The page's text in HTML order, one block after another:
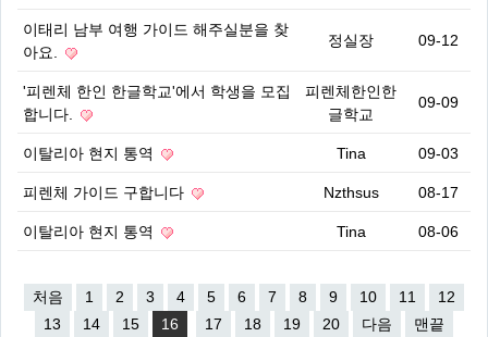
이태리 남부 여행 가이드 해주실분을 찾
아요.
정실장 09-12
'피렌체 한인 한글학교'에서 학생을 모집
합니다.
피렌체한인한
글학교
09-09
이탈리아 현지 통역 Tina 09-03
피렌체 가이드 구합니다 Nzthsus 08-17
이탈리아 현지 통역 Tina 08-06
처음 1 2 3 4 5 6 7 8 9 10 11
12
13
14 15 16 17 18 19 20 다음 맨끝